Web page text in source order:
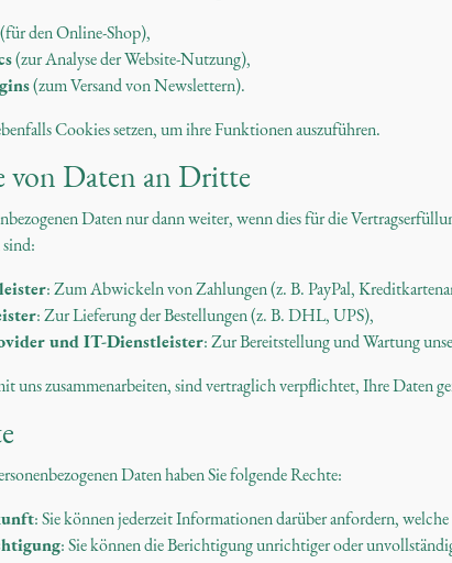
(für den Online-Shop),
(zur Analyse der Website-Nutzung),
(zum Versand von Newslettern).
Cookies setzen, um ihre Funktionen auszuführen.
von Daten an Dritte
Daten nur dann weiter, wenn dies für die
: Zum Abwickeln von Zahlungen (z. B. PayPal,
: Zur Lieferung der Bestellungen (z. B. DHL, UPS),
und IT-Dienstleister: Zur Bereitstellung und Wartung
uns zusammenarbeiten, sind vertraglich verpflichtet, Ihre Daten
Daten haben Sie folgende Rechte:
: Sie können jederzeit Informationen darüber anfordern,
: Sie können die Berichtigung unrichtiger oder